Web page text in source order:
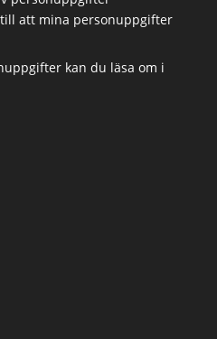
till att mina personuppgifter
kan du läsa om i